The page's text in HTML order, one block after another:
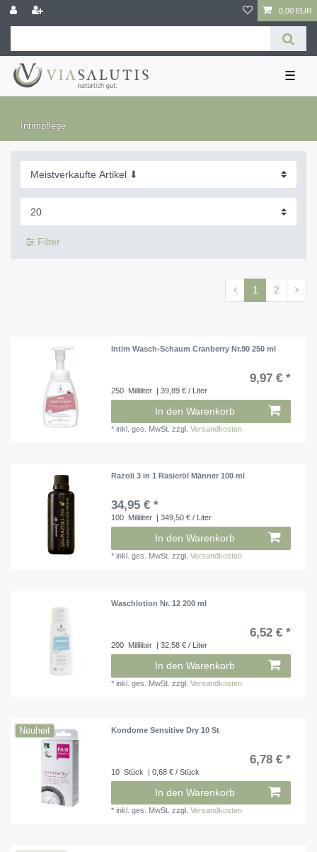
0,00 EUR
☰
Intimpflege
Filter
1 2
Intim Wasch-Schaum Cranberry Nr.90 250 ml
9,97 € *
250 Milliliter | 39,89 € / Liter
In den Warenkorb
*inkl. ges. MwSt. zzgl.Versandkosten
Razoli 3 in 1 Rasieröl Männer 100 ml
34,95 € *
100 Milliliter | 349,50 € / Liter
In den Warenkorb
*inkl. ges. MwSt. zzgl.Versandkosten
Waschlotion Nr. 12 200 ml
6,52 € *
200 Milliliter | 32,58 € / Liter
In den Warenkorb
*inkl. ges. MwSt. zzgl.Versandkosten
Neuheit Kondome Sensitive Dry 10 St
6,78 € *
10 Stück | 0,68 € / Stück
In den Warenkorb
*inkl. ges. MwSt. zzgl.Versandkosten